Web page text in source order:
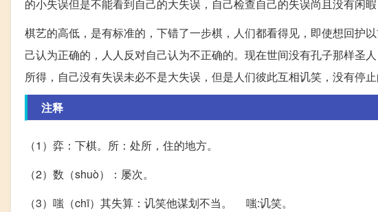
的小失误但是不能看到自己的大失误，自己检查自己的失误尚且没有闲
棋艺的高低，是有标准的，下错了一步棋，人们都看得见，即使想回护
己认为正确的，人人反对自己认为不正确的。现在世间没有孔子那样圣
所得，自己没有失误未必不是大失误，但是人们彼此互相讥笑，没有停
注释
（1）弈：下棋。所：处所，住的地方。
（2）数（shuò）：屡次。
（3）嗤（chī）其失算：讥笑他谋划不当。 嗤:讥笑。